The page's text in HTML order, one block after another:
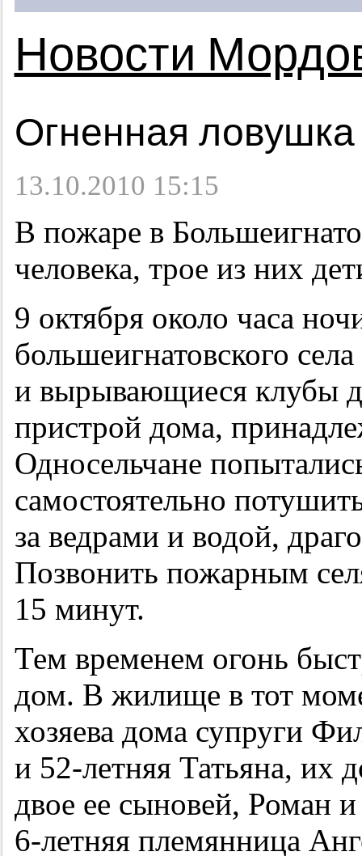
Новости
Огненная ловушка
13.10.2010 15:15
В пожаре в
человека, трое из них
9 октября около часа
большеигнатовского
и вырывающиеся клубы
пристрой дома,
Односельчане
самостоятельно
за ведрами и водой,
Позвонить пожарным
15 минут.
Тем временем огонь
дом. В жилище в тот
хозяева дома супруги
и 52-летняяТатьяна, их
двое ее сыновей, Роман
6-летняяплемянница